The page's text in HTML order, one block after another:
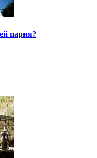
парня?